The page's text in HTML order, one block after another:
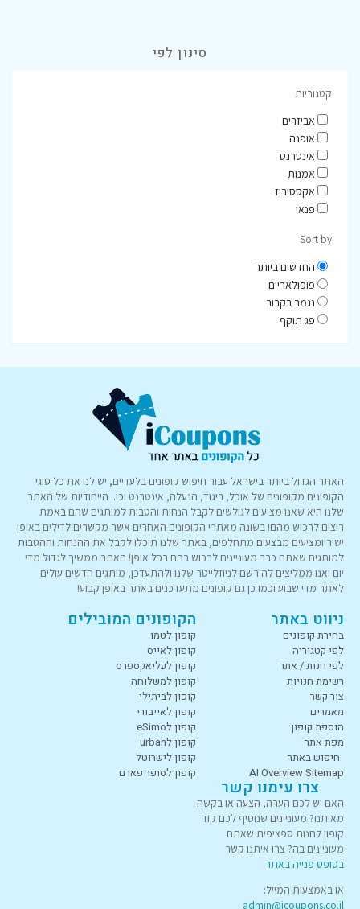
סינון לפי
קטגוריות
אביזרים
אופנה
אינטרנט
אמנות
אקססוריז
פנאי
Sort by
החדשים ביותר
פופולאריים
נגמר בקרוב
פג תוקף
האתר הגדול ביותר בישראל עבור חיפוש קופונים בלעדיים, יש לנו את כל סוגי
הקופונים מקופונים של אוכל, ביגוד, הנעלה, אינטרנט וכו.. הייחודיות של האתר
שלנו היא שאנו מציעים לגולשים לקבל הנחות והטבות למותגים שהם באמת
רוצים לרכוש מהם! בשונה מאתרי הקופונים האחרים אשר מקשרים לדילים באופן
ישיר ומציעים מבצעים מתחלפים, באתר שלנו תוכלו לקבל את ההנחות וההטבות
למותגים שאתם כבר מעוניינים לרכוש בהם בכל אופן! האתר ממשיך לגדול מדי
יום ואנו ממליצים להירשם לניוזלייטר שלנו ולהתעדכן, מותגים חדשים עולים
לאתר מדי שבוע וכמו כן גם קופונים מתעדכנים באתר באופן קבוע!
ניווט באתר
בחירת קופונים
לפי קטגוריה
לפי חנות / אתר
רשימת חנויות
צור קשר
מאמרים
הוספת קופון
מפת אתר
חיפוש באתר
AI Overview Sitemap
הקופונים המובילים
קופון לטמו
קופון לאייס
קופון לעליאקספרס
קופון למשלוחה
קופון לביתילי
קופון לאייבורי
קופון לeSimo
קופון לurban
קופון לישרוטל
קופון לסופר פארם
צרו עימנו קשר
האם יש לכם הערה, הצעה או בקשה
מאיתנו? מעוניינים שנוסיף לכם קוד
קופון לחנות ספציפית שאתם
מעוניינים בה? צרו איתנו קשר
בטופס פנייה באתר.
או באמצעות המייל:
admin@icoupons.co.il